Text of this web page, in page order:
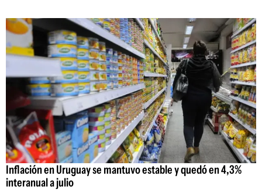
Inflación en Uruguay se mantuvo estable y quedó en 4,3%
interanual a julio